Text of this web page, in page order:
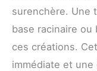
surenchère.
base racinaire
ces créations.
immédiate et